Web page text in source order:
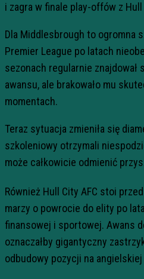
i zagra w finale play-offów z Hull
Dla Middlesbrough to ogromna
Premier League po latach
sezonach regularnie znajdował
awansu, ale brakowało mu
momentach.
Teraz sytuacja zmieniła się
szkoleniowy otrzymali
może całkowicie odmienić
Również Hull City AFC stoi
marzy o powrocie do elity po
finansowej i sportowej. Awans
oznaczałby gigantyczny
odbudowy pozycji na